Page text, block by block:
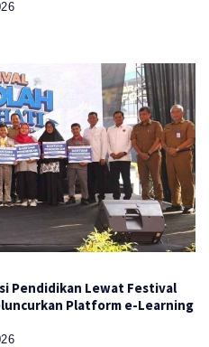
Pendidikan Lewat Festival
Platform e-Learning